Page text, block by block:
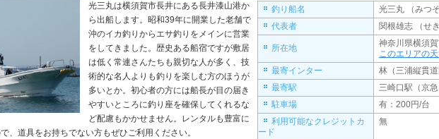
光三丸は横須賀市長井にある長井漆山港か
ら出船します。昭和39年に開業した老舗で
沖のイカ釣りからエサ釣りをメインに営業
をしてきました。歴史ある船宿ですが敷居
は低く常連さんたちも親切な人が多く、技
術的な名人よりも釣りを楽しむ方のほうが
多いとか。初心者の方には船長が目の届き
やすいところに釣り座を確保してくれるな
ど配慮もかかせません。レンタルも豊富に
、道具をお持ちでない方もぜひご利用ください。
釣り船名
光三丸 （みつ
代表者
関根雄志 （せ
所在地
神奈川県横須
このエリアの
最寄インター
林（三浦縦貫
最寄駅
三崎口駅（京急
駐車場
有：200円/台
利用可能なクレジットカ
ード
無